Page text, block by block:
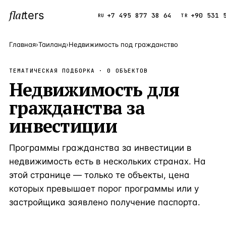
flatters RU +7 495 877 38 64 TR +90 531
ПОПУЛЯРНЫЕ НАПРАВЛЕНИЯ
Турция
Россия
Испания —Страна
Таиланд —Страна 2 948
Греция — Страна 2 797
Сочи —Локация Россия · 3
Главная›Таиланд›Недвижимость под гражданство
ТЕМАТИЧЕСКАЯ ПОДБОРКА ·0 ОБЪЕКТОВ
Недвижимость для
гражданства за
инвестиции
Программы гражданства за инвестиции в
недвижимость есть в нескольких странах. На
этой странице — только те объекты, цена
которых превышает порог программы или у
застройщика заявлено получение паспорта.